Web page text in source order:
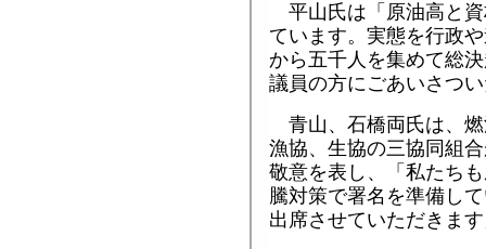
平山氏は「原油高と
ています。実態を行政
から五千人を集めて総
議員の方にごあいさつ
青山、石橋両氏は、
漁協、生協の三協同組
敬意を表し、「私たち
騰対策で署名を準備し
出席させていただきま